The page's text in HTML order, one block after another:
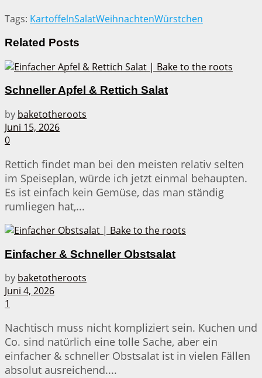
Tags: KartoffelnSalatWeihnachtenWürstchen
Related Posts
Schneller Apfel & Rettich Salat
by baketotheroots
Juni 15, 2026
0
Rettich findet man bei den meisten relativ selten
im Speiseplan, würde ich jetzt einmal behaupten.
Es ist einfach kein Gemüse, das man ständig
rumliegen hat,...
Einfacher & Schneller Obstsalat
by baketotheroots
Juni 4, 2026
1
Nachtisch muss nicht kompliziert sein. Kuchen und
Co. sind natürlich eine tolle Sache, aber ein
einfacher & schneller Obstsalat ist in vielen Fällen
absolut ausreichend....